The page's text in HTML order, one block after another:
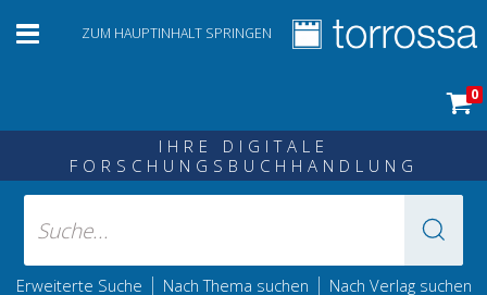
ZUM HAUPTINHALT SPRINGEN
0
IHRE DIGITALE
FORSCHUNGSBUCHHANDLUNG
Erweiterte Suche | Nach Thema suchen | Nach Verlag suchen